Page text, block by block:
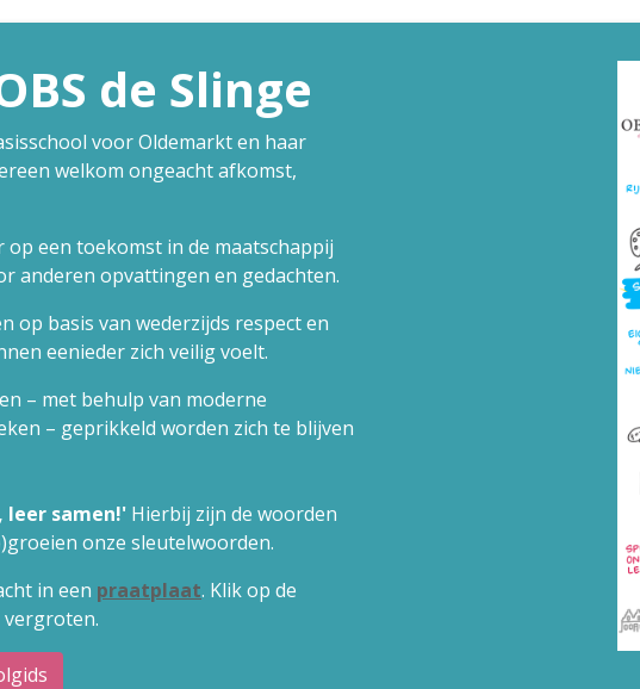
de Slinge
voor Oldemarkt en haar
welkom ongeacht afkomst,
een toekomst in de maatschappij
anderen opvattingen en gedachten.
op basis van wederzijds respect en
eenieder zich veilig voelt.
– met behulp van moderne
– geprikkeld worden zich te blijven
leer samen!' Hierbij zijn de woorden
onze sleutelwoorden.
in een praatplaat. Klik op de